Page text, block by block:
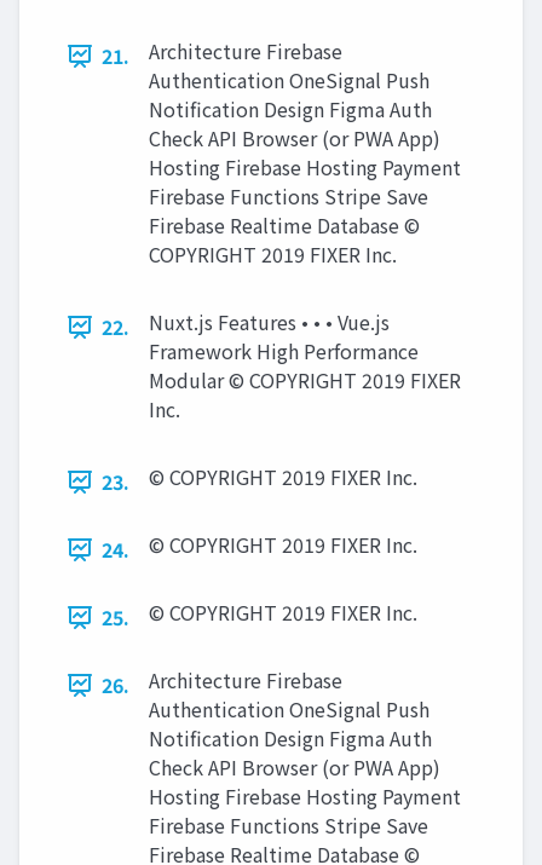
21.
Architecture Firebase
Authentication OneSignal Push
Notification Design Figma Auth
Check API Browser (or PWA App)
Hosting Firebase Hosting Payment
Firebase Functions Stripe Save
Firebase Realtime Database ©
COPYRIGHT 2019 FIXER Inc.
22.
Nuxt.js Features • • • Vue.js
Framework High Performance
Modular © COPYRIGHT 2019 FIXER
Inc.
23. © COPYRIGHT 2019 FIXER Inc.
24. © COPYRIGHT 2019 FIXER Inc.
25. © COPYRIGHT 2019 FIXER Inc.
26.
Architecture Firebase
Authentication OneSignal Push
Notification Design Figma Auth
Check API Browser (or PWA App)
Hosting Firebase Hosting Payment
Firebase Functions Stripe Save
Firebase Realtime Database ©